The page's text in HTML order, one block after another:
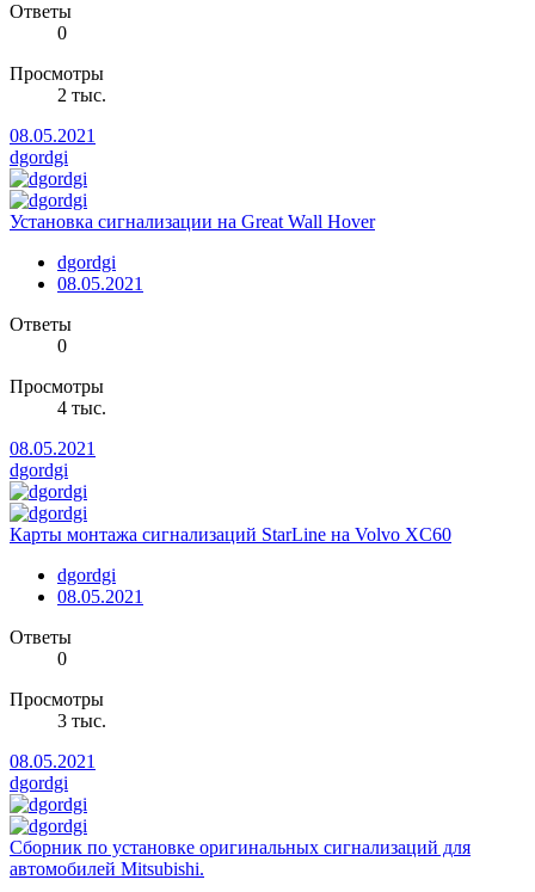
Ответы
0
Просмотры
2 тыс.
08.05.2021
dgordgi
Установка сигнализации на Great Wall Hover
dgordgi
08.05.2021
Ответы
0
Просмотры
4 тыс.
08.05.2021
dgordgi
Карты монтажа сигнализаций StarLine на Volvo XC60
dgordgi
08.05.2021
Ответы
0
Просмотры
3 тыс.
08.05.2021
dgordgi
Сборник по установке оригинальных сигнализаций для
автомобилей Mitsubishi.